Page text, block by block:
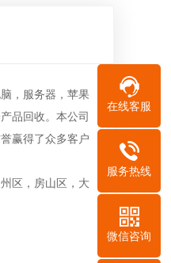
，服务器，苹果
品回收。本公司
赢得了众多客户
区，房山区，大
在线客服
服务热线
微信咨询